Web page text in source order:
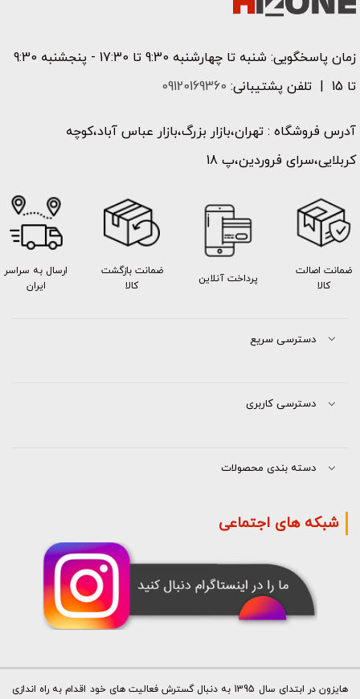
زمان پاسخگویی: شنبه تا چهارشنبه 9:30 تا 17:30 - پنجشنبه 9:30
تا 15 | تلفن پشتیبانی:
09120169360
آدرس فروشگاه : تهران،بازار بزرگ،بازار عباس آباد،کوچه
کربلایی،سرای فروردین،پ 18
ضمانت اصالت
کالا
پرداخت آنلاین
ضمانت بازگشت
کالا
ارسال به سراسر
ایران
دسترسی سریع
دسترسی کاربری
دسته بندی محصولات
شبکه های اجتماعی
هایزون در ابتدای سال 1395 به دنبال گسترش فعالیت های خود اقدام به راه اندازی